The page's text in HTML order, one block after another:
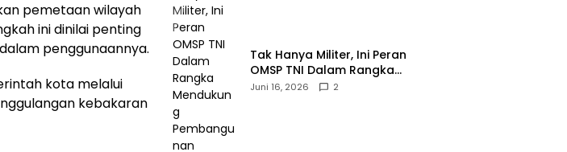
pemetaan wilayah
ini dinilai penting
penggunaannya.
kota melalui
kebakaran
‎Tak Hanya Militer, Ini Peran
OMSP TNI Dalam Rangka
Mendukung Pembangunan
Juni 16, 2026 2